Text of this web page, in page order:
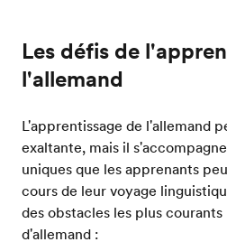
Les défis de
l'allemand
L'apprentissage de l'allemand
exaltante, mais il
uniques que les apprenants
cours de leur voyage
des obstacles les plus
d'allemand :